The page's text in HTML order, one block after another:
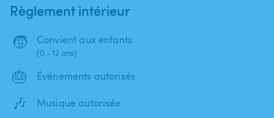
Règlement intérieur
🧒 Convient aux enfants
(0 - 12 ans)
🎂 Événements autorisés
🎶 Musique autorisée